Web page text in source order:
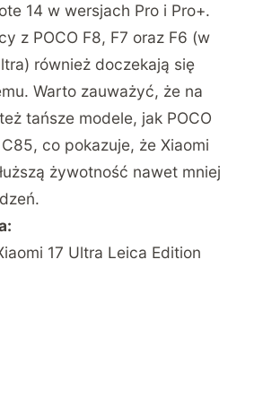
14 w wersjach Pro i Pro+.
z POCO F8, F7 oraz F6 (w
również doczekają się
Warto zauważyć, że na
tańsze modele, jak POCO
co pokazuje, że Xiaomi
żywotność nawet mniej
17 Ultra Leica Edition